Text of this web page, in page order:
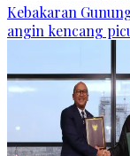
Kebakaran
angin kencang